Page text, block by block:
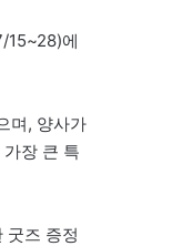
15~28)에
며, 양사가
가장 큰 특
굿즈 증정